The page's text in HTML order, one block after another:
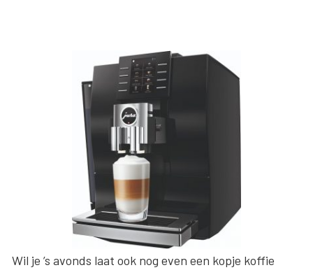
Wil je ’s avonds laat ook nog even een kopje koffie